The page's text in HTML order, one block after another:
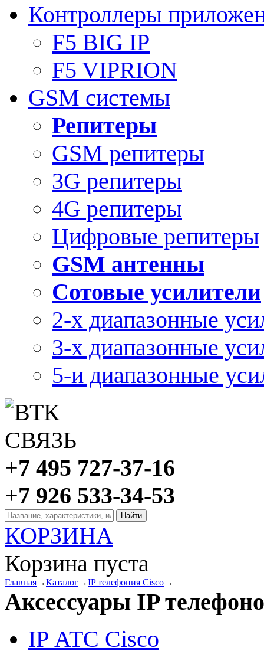
Контроллеры
F5 BIG IP
F5 VIPRION
GSM системы
Репитеры
GSM репитеры
3G репитеры
4G репитеры
Цифровые репитеры
GSM антенны
Сотовые усилители
2-х диапазонные
3-х диапазонные
5-и диапазонные
+7 495 727-37-16
+7 926 533-34-53
КОРЗИНА
Корзина пуста
Главная→Каталог→IP телефония Cisco→
Аксессуары IP
IP АТС Cisco